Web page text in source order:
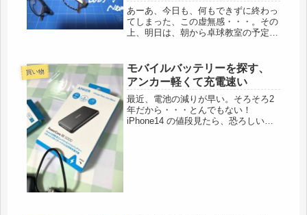
あーあ、今日も、何もできずに終わっ
てしまった、この虚無感・・・。その
上、明日は、朝から卓球教室の予定。
で、駅前の医者へ。最近、家での血圧
の数値は、朝が高く、夏だと言うの
に、1...
買い物
モバイルバッテリーを探す、
アンカー軽くて充電速い
最近、電池の減りが早い。そろそろ2
年だから・・・とんでもない！
iPhone14 の値段見たら、恐ろしい。